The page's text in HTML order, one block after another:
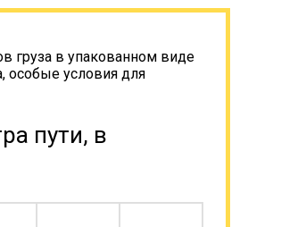
груза в упакованном виде
особые условия для
пути, в